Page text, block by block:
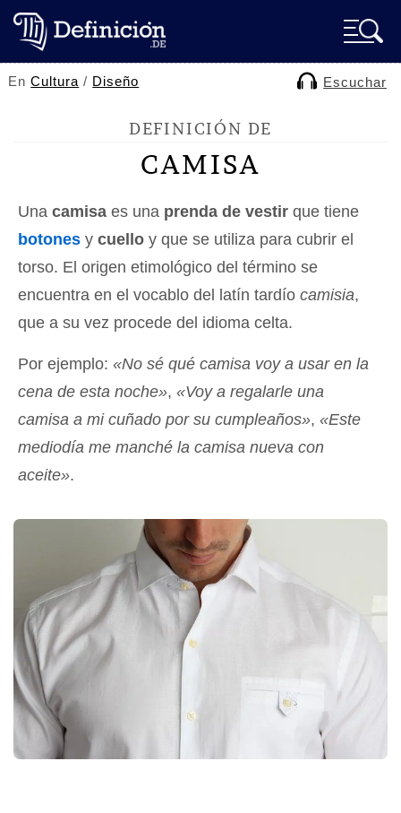
EnCultura / Diseño Escuchar
DEFINICIÓN DE
CAMISA
Una camisa es una prenda de vestir que tiene
botones y cuello y que se utiliza para cubrir el
torso. El origen etimológico del término se
encuentra en el vocablo del latín tardío camisia,
que a su vez procede del idioma celta.
Por ejemplo: «No sé qué camisa voy a usar en la
cena de esta noche», «Voy a regalarle una
camisa a mi cuñado por su cumpleaños», «Este
mediodía me manché la camisa nueva con
aceite».